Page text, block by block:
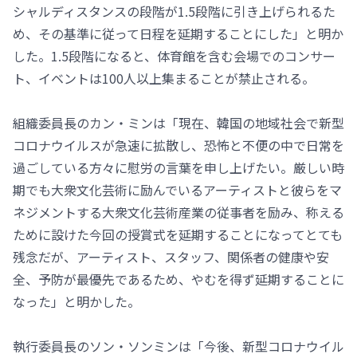
シャルディスタンスの段階が1.5段階に引き上げられるた
め、その基準に従って日程を延期することにした」と明か
した。1.5段階になると、体育館を含む会場でのコンサー
ト、イベントは100人以上集まることが禁止される。
組織委員長のカン・ミンは「現在、韓国の地域社会で新型
コロナウイルスが急速に拡散し、恐怖と不便の中で日常を
過ごしている方々に慰労の言葉を申し上げたい。厳しい時
期でも大衆文化芸術に励んでいるアーティストと彼らをマ
ネジメントする大衆文化芸術産業の従事者を励み、称える
ために設けた今回の授賞式を延期することになってとても
残念だが、アーティスト、スタッフ、関係者の健康や安
全、予防が最優先であるため、やむを得ず延期することに
なった」と明かした。
執行委員長のソン・ソンミンは「今後、新型コロナウイル